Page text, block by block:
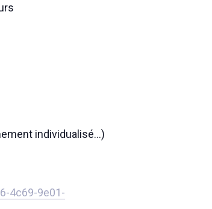
individualisé…)
4c69-9e01-